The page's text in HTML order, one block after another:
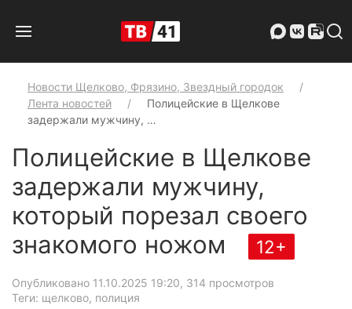
Новости Щелково, Фрязино, Звездный городок
Лента новостей
Полицейские в Щелкове
задержали мужчину, …
Полицейские в Щелкове
задержали мужчину,
который порезал своего
знакомого ножом
12+
Опубликовано 11.10.2025 19:20, 314 просмотров
Теги: щелково, полиция